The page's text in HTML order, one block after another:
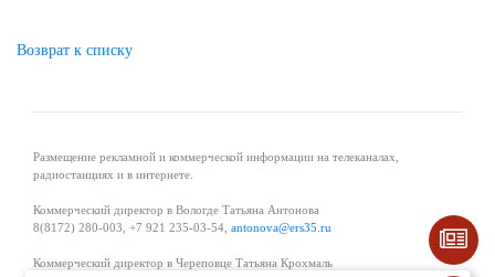
Возврат к списку
Размещение рекламной и коммерческой информации на телеканалах,
радиостанциях и в интернете.
Коммерческий директор в Вологде Татьяна Антонова
8(8172) 280-003, +7 921 235-03-54, antonova@ers35.ru
Коммерческий директор в Череповце Татьяна Крохмаль